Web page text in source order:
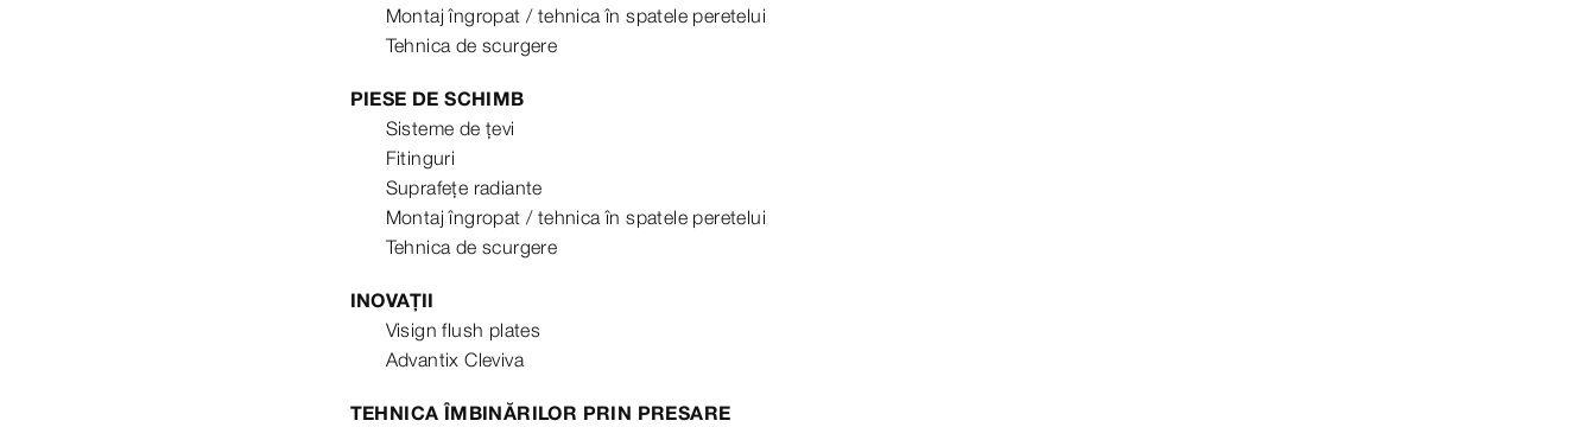
Montaj îngropat / tehnica în spatele peretelui
Tehnica de scurgere
PIESE DE SCHIMB
Sisteme de țevi
Fitinguri
Suprafețe radiante
Montaj îngropat / tehnica în spatele peretelui
Tehnica de scurgere
INOVAȚII
Visign flush plates
Advantix Cleviva
TEHNICA ÎMBINĂRILOR PRIN PRESARE